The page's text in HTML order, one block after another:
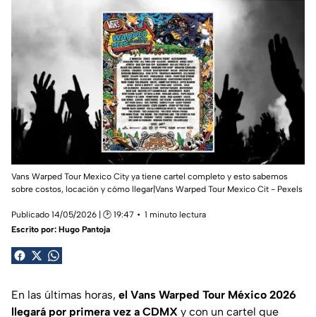
Vans Warped Tour Mexico City ya tiene cartel completo y esto sabemos
sobre costos, locación y cómo llegar|Vans Warped Tour Mexico Cit - Pexels
Publicado 14/05/2026 | 🕑 19:47
1 minuto lectura
Escrito por: Hugo Pantoja
En las últimas horas, el Vans Warped Tour México 2026
llegará por primera vez a CDMX y con un cartel que